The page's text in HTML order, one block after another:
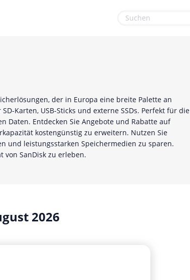
& Internet
Accessoires
der in Europa eine breite Palette an
Karten, USB-Sticks und externe SSDs. Perfekt für die
Daten. Entdecken Sie Angebote und Rabatte auf
kostengünstig zu erweitern. Nutzen Sie
und leistungsstarken Speichermedien zu sparen.
von SanDisk zu erleben.
2026